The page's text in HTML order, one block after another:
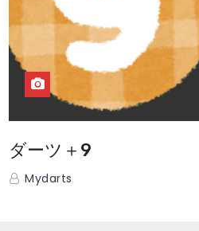
ダーツ＋9
Mydarts